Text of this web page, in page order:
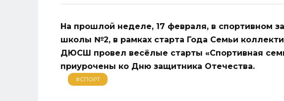
На прошлой неделе, 17 февраля, в спортивном
школы №2, в рамках старта Года Семьи
ДЮСШ провел весёлые старты «Спортивная
приурочены ко Дню защитника Отечества.
#СПОРТ